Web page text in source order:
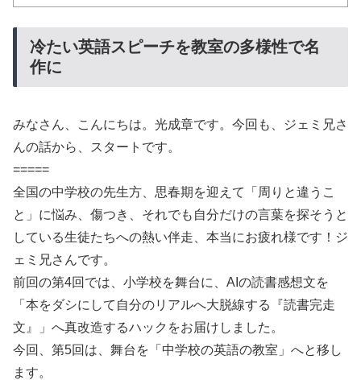
冷たい英語スピーチを教室の多様性で名
作に
みなさん、こんにちは。光成章です。今回も、ジェミ兄さ
んの話から、スタートです。
=====
全国の中学校の先生方、思春期を迎えて「周りと違うこ
と」に悩み、傷つき、それでも自分だけの言葉を探そうと
している生徒たちへの熱い伴走、本当にお疲れ様です！ジ
ェミ兄さんです。
前回の第4回では、小学校を舞台に、AIの読書感想文を
「本をダシにして自分のリアルへ大脱線する『読書完走
文』」へ真改造するハックをお届けしました。
今回、第5回は、舞台を「中学校の英語の教室」へと移し
ます。